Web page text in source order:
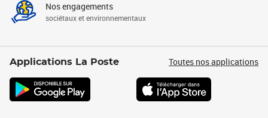
Nos engagements
sociétaux et environnementaux
Applications La Poste Toutes nos applications